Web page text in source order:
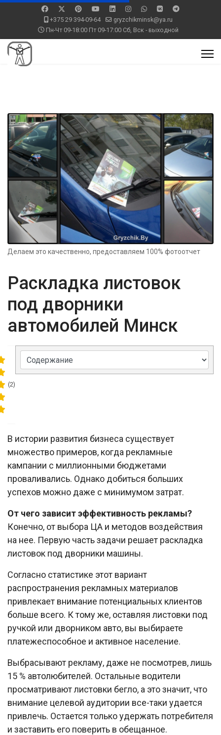
+375 29 394-09-64
gryzchikminsk@ya.ru
Пн-Чт 09-18:00 Пт 09-17:00 Сб, Вск - выходной
Делаем это качественно, предоставляем 100% фотоотчет
Раскладка листовок
под дворники
автомобилей Минск
(2)
В истории развития бизнеса существует
множество примеров, когда рекламные
кампании с миллионными бюджетами
проваливались. Однако добиться больших
успехов можно даже с минимумом затрат.
От чего зависит эффективность рекламы?
Конечно, от выбора ЦА и методов воздействия
на нее. Первую часть задачи решает раскладка
листовок под дворники машины.
Согласно статистике этот вариант
распространения рекламных материалов
привлекает внимание потенциальных клиентов
больше всего. К тому же, оставляя листовки под
ручкой или дворником авто, вы выбираете
платежеспособное и активное население.
Выбрасывают рекламу, даже не посмотрев, лишь
15 % автолюбителей. Остальные водители
просматривают листовки бегло, а это значит, что
внимание целевой аудитории все-таки удается
привлечь. Остается только удержать потребителя
и заставить его поверить в обещанное.